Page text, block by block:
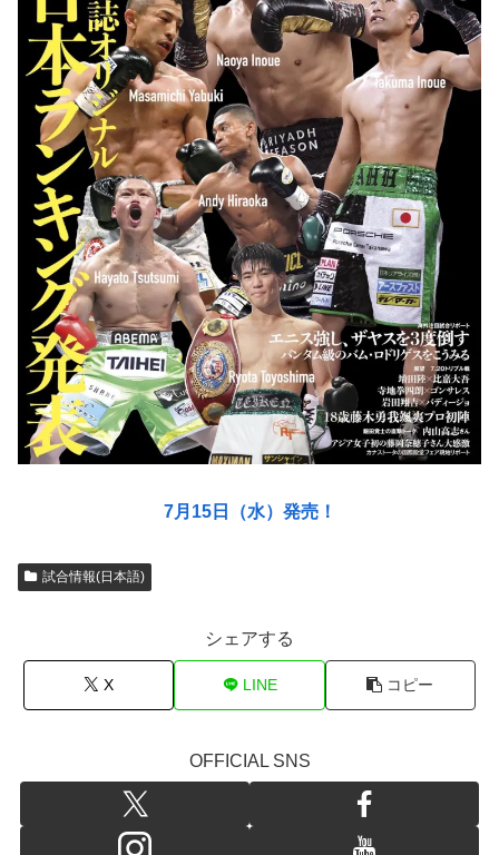
7月15日（水）発売！
試合情報(日本語)
シェアする
X LINE コピー
OFFICIAL SNS